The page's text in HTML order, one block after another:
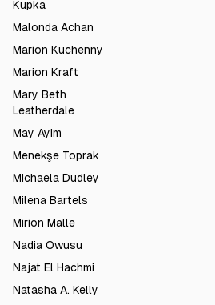
Kupka
Malonda Achan
Marion Kuchenny
Marion Kraft
Mary Beth
Leatherdale
May Ayim
Menekşe Toprak
Michaela Dudley
Milena Bartels
Mirion Malle
Nadia Owusu
Najat El Hachmi
Natasha A. Kelly